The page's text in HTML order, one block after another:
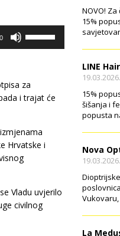
Up/Down
Arrow
increase
or
decrease
za
i trajat će
Hrvatske i
Vladu uvjerilo
civilnog
NOVO!
15%
LINE
19.03.2026.
15%
šišanja i
popusta
Nova
19.03.2026.
La